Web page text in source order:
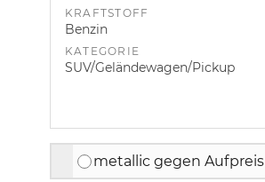
KRAFTSTOFF
Benzin
KATEGORIE
SUV/Geländewagen/Pickup
metallic gegen Aufpreis